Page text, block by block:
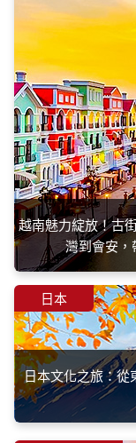
越南魅力綻放！古
灣到會安，
日本
日本文化之旅：從